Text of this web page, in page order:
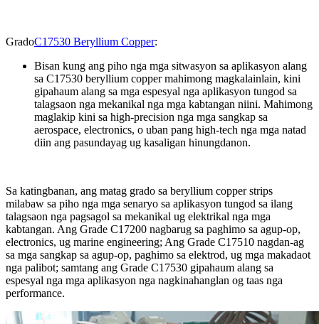
GradoC17530 Beryllium Copper:
Bisan kung ang piho nga mga sitwasyon sa aplikasyon alang
sa C17530 beryllium copper mahimong magkalainlain, kini
gipahaum alang sa mga espesyal nga aplikasyon tungod sa
talagsaon nga mekanikal nga mga kabtangan niini. Mahimong
maglakip kini sa high-precision nga mga sangkap sa
aerospace, electronics, o uban pang high-tech nga mga natad
diin ang pasundayag ug kasaligan hinungdanon.
Sa katingbanan, ang matag grado sa beryllium copper strips
milabaw sa piho nga mga senaryo sa aplikasyon tungod sa ilang
talagsaon nga pagsagol sa mekanikal ug elektrikal nga mga
kabtangan. Ang Grade C17200 nagbarug sa paghimo sa agup-op,
electronics, ug marine engineering; Ang Grade C17510 nagdan-ag
sa mga sangkap sa agup-op, paghimo sa elektrod, ug mga makadaot
nga palibot; samtang ang Grade C17530 gipahaum alang sa
espesyal nga mga aplikasyon nga nagkinahanglan og taas nga
performance.